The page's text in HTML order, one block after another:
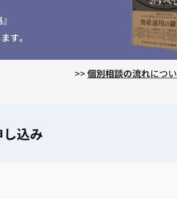
す。
>>個別相談の流れにつ
込み